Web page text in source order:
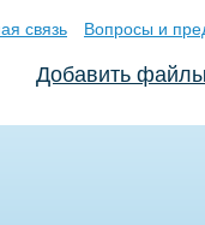
связь Вопросы и
Добавить файлы